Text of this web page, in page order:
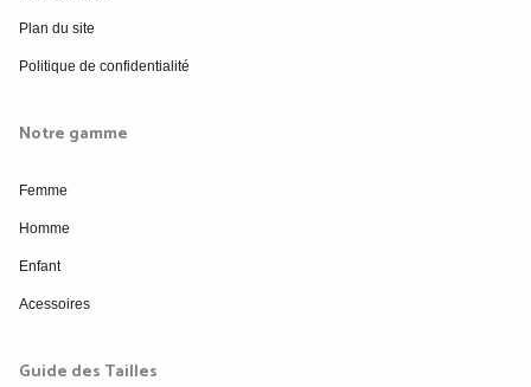
Plan du site
Politique de confidentialité
Notre gamme
Femme
Homme
Enfant
Acessoires
Guide des Tailles